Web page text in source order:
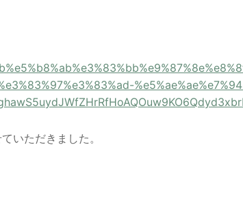
いただきました。